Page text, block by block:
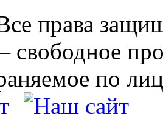
права
по